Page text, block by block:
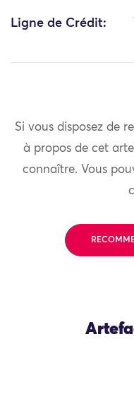
Ligne de Crédit:
Si vous disposez de
à propos de cet
connaître. Vous